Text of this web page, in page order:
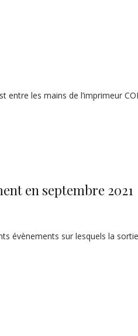
entre les mains de l’imprimeur
en septembre 2021
évènements sur lesquels la